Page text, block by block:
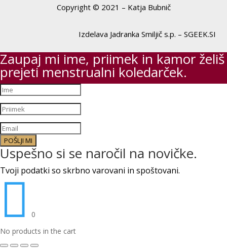
Copyright © 2021 – Katja Bubnič
Izdelava Jadranka Smiljič s.p. – SGEEK.SI
Zaupaj mi ime, priimek in kamor želiš
prejeti menstrualni koledarček.
POŠLJI MI
Uspešno si se naročil na novičke.
Tvoji podatki so skrbno varovani in spoštovani.

0
No products in the cart